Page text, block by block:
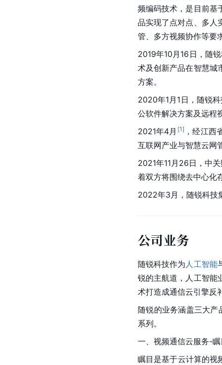
频编码技术，是目前基
品实现了点对点、多人
管、多方视频协作等要
2019年10月16日，随
术及创新产品在智慧城
方案。
2020年1月1日，随锐
公软件解决方案及远程
2021年4月 [1] ，经江西
互联网产业与智慧云网
2021年11月26日，中
着双方将围绕去中心化
2022年3月，随锐科技
公司业务
随锐科技作为 人工智能
锐的主航道，人工智能
术打造成通信云引擎反
随锐的业务涵盖三大
系列。
一、视频通信云服务-
瞩目是基于云计算的视